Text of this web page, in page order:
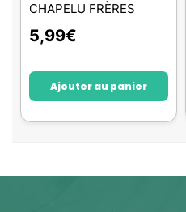
CHAPELU FRÈRES
5,99€
Ajouter au panier